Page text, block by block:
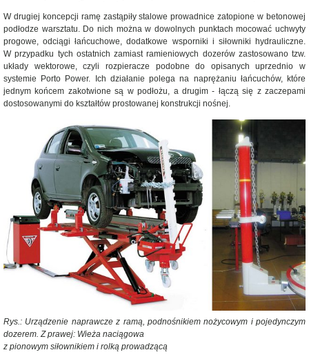
W drugiej koncepcji ramę zastąpiły stalowe prowadnice zatopione w betonowej
podłodze warsztatu. Do nich można w dowolnych punktach mocować uchwyty
progowe, odciągi łańcuchowe, dodatkowe wsporniki i siłowniki hydrauliczne.
W przypadku tych ostatnich zamiast ramieniowych dozerów zastosowano tzw.
układy wektorowe, czyli rozpieracze podobne do opisanych uprzednio w
systemie Porto Power. Ich działanie polega na naprężaniu łańcuchów, które
jednym końcem zakotwione są w podłożu, a drugim - łączą się z zaczepami
dostosowanymi do kształtów prostowanej konstrukcji nośnej.
Rys.: Urządzenie naprawcze z ramą, podnośnikiem nożycowym i pojedynczym
dozerem. Z prawej: Wieża naciągowa
z pionowym siłownikiem i rolką prowadzącą